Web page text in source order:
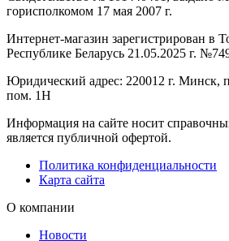
горисполкомом 17 мая 2007 г.
Интернет-магазин зарегистрирован в
Республике Беларусь 21.05.2025 г.
Юридический адрес: 220012 г. Минск,
пом. 1Н
Информация на сайте носит
является публичной офертой.
Политика конфиденциальности
Карта сайта
О компании
Новости